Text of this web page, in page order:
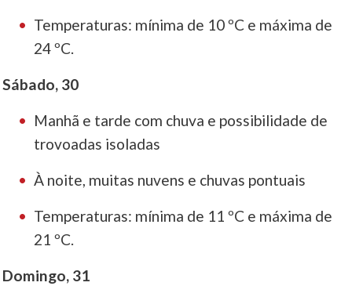
Temperaturas: mínima de 10 ºC e máxima de
24 ºC.
Sábado, 30
Manhã e tarde com chuva e possibilidade de
trovoadas isoladas
À noite, muitas nuvens e chuvas pontuais
Temperaturas: mínima de 11 ºC e máxima de
21 ºC.
Domingo, 31